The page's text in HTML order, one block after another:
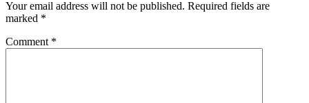
Your email address will not be published. Required fields are
marked *
Comment *